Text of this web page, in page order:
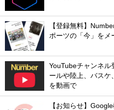
【登録無料】
ポーツの「今」をメ
YouTubeチャンネル
ールや陸上、バスケ
を動画で
【お知らせ】